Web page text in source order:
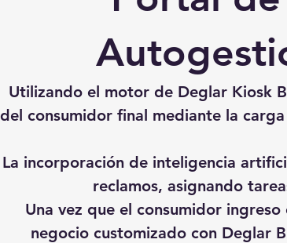
Utilizando el motor de Deglar Kiosk
del consumidor final mediante la
La incorporación de inteligencia
reclamos, asignando
Una vez que el consumidor
negocio customizado con Deglar